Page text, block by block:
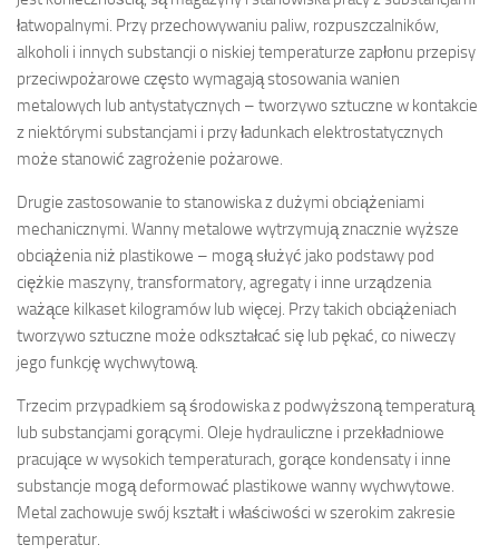
łatwopalnymi. Przy przechowywaniu paliw, rozpuszczalników,
alkoholi i innych substancji o niskiej temperaturze zapłonu przepisy
przeciwpożarowe często wymagają stosowania wanien
metalowych lub antystatycznych – tworzywo sztuczne w kontakcie
z niektórymi substancjami i przy ładunkach elektrostatycznych
może stanowić zagrożenie pożarowe.
Drugie zastosowanie to stanowiska z dużymi obciążeniami
mechanicznymi. Wanny metalowe wytrzymują znacznie wyższe
obciążenia niż plastikowe – mogą służyć jako podstawy pod
ciężkie maszyny, transformatory, agregaty i inne urządzenia
ważące kilkaset kilogramów lub więcej. Przy takich obciążeniach
tworzywo sztuczne może odkształcać się lub pękać, co niweczy
jego funkcję wychwytową.
Trzecim przypadkiem są środowiska z podwyższoną temperaturą
lub substancjami gorącymi. Oleje hydrauliczne i przekładniowe
pracujące w wysokich temperaturach, gorące kondensaty i inne
substancje mogą deformować plastikowe wanny wychwytowe.
Metal zachowuje swój kształt i właściwości w szerokim zakresie
temperatur.